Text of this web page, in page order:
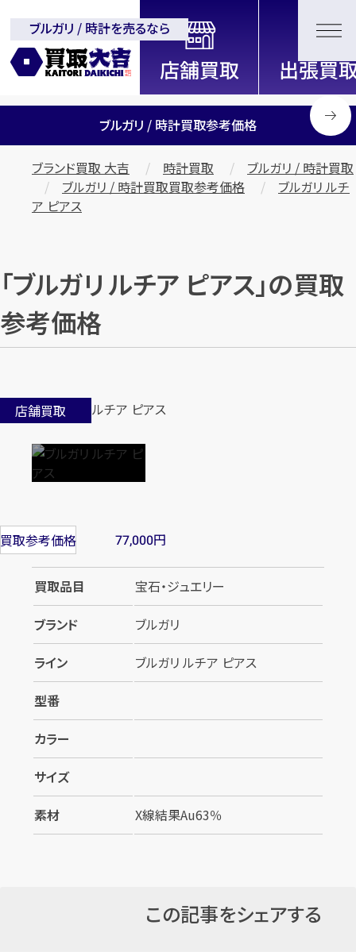
全国2200店舗以上展開中！ 信頼と実績の買取専門店「買取大
吉」
ブルガリ / 時計を売るなら
ブルガリ / 時計買取参考価格
ブランド買取 大吉 時計買取
ブルガリ / 時計買取
ブルガリ / 時計買取買取参考価格
ブルガリ ルチ
ア ピアス
「ブルガリ ルチア ピアス」の買取
参考価格
店舗買取
買取参考価格 77,000円
買取品目
宝石・ジュエリー
ブランド
ブルガリ
ライン
ブルガリ ルチア ピアス
型番
カラー
サイズ
素材
X線結果Au63％
この記事をシェアする